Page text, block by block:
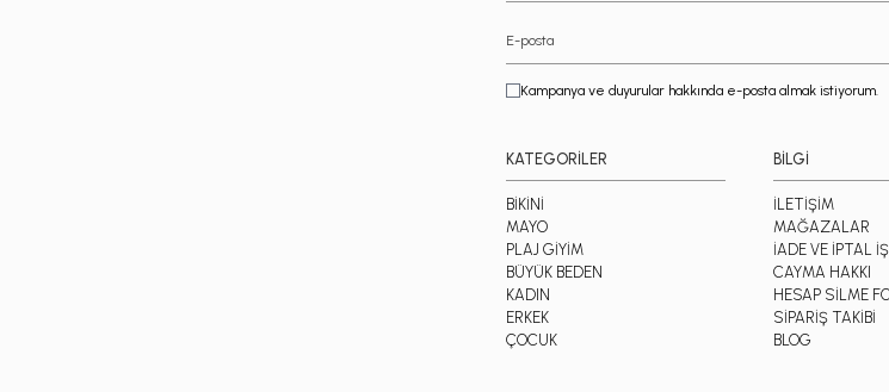
Kampanya ve duyurular hakkında e-posta almak istiyorum.
KATEGORİLER
BİKİNİ
MAYO
PLAJ GİYİM
BÜYÜK BEDEN
KADIN
ERKEK
ÇOCUK
BİLGİ
İLETİŞİM
MAĞAZALAR
İADE VE İPTAL
CAYMA HAKKI
HESAP SİLME
SİPARİŞ TAKİBİ
BLOG